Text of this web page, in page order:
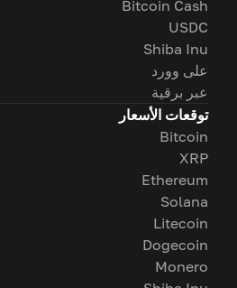
Bitcoin Cash
USDC
Shiba Inu
على وورد
عبر برقية
توقعات الأسعار
Bitcoin
XRP
Ethereum
Solana
Litecoin
Dogecoin
Monero